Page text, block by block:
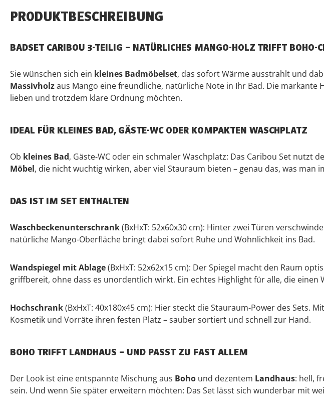
PRODUKTBESCHREIBUNG
BADSET CARIBOU 3-TEILIG – NATÜRLICHES MANGO-HOLZ TRIFFT BOHO-
Sie wünschen sich ein kleines Badmöbelset, das sofort Wärme ausstrahlt und
Massivholzaus Mango eine freundliche, natürliche Note in Ihr Bad. Die
lieben und trotzdem klare Ordnung möchten.
IDEAL FÜR KLEINES BAD, GÄSTE-WC ODER KOMPAKTEN WASCHPLATZ
Ob kleines Bad, Gäste-WC oder ein schmaler Waschplatz: Das Caribou Set nutzt
Möbel, die nicht wuchtig wirken, aber viel Stauraum bieten – genau das, was man
DAS IST IM SET ENTHALTEN
Waschbeckenunterschrank(BxHxT: 52x60x30 cm): Hinter zwei Türen
natürliche Mango-Oberfläche bringt dabei sofort Ruhe und Wohnlichkeit ins Bad.
Wandspiegel mit Ablage(BxHxT: 52x62x15 cm): Der Spiegel macht den Raum
griffbereit, ohne dass es unordentlich wirkt. Ein echtes Highlight für alle, die
Hochschrank(BxHxT: 40x180x45 cm): Hier steckt die Stauraum-Power des Sets.
Kosmetik und Vorräte ihren festen Platz – sauber sortiert und schnell zur Hand.
BOHO TRIFFT LANDHAUS – UND PASST ZU FAST ALLEM
Der Look ist eine entspannte Mischung aus Boho und dezentem Landhaus: hell,
sein. Und wenn Sie später erweitern möchten: Das Set lässt sich wunderbar mit